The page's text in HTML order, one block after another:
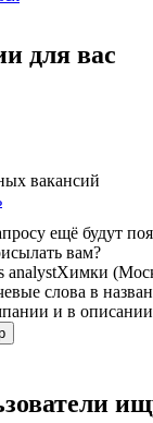
для вас
вакансий
ещё будут
вам?
analystХимки
слова в
и в